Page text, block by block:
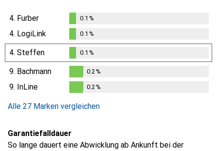
4. Furber
%
0.1 %
4. LogiLink
0.1%
0.1 %
4. Steffen
0.1%
0.1 %
9. Bachmann
0.2%
0.2 %
9. InLine 0.2 %
Alle 27 Marken vergleichen
Garantiefalldauer
So lange dauert eine Abwicklung ab Ankunft bei der